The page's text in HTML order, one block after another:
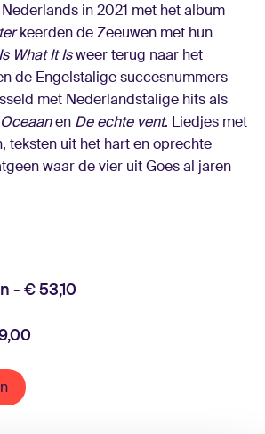
in 2021 met het album
keerden de Zeeuwen met hun
What It Isweer terug naar het
de Engelstalige succesnummers
met Nederlandstalige hits als
Oceaanen De echte vent. Liedjes met
teksten uit het hart en oprechte
waar de vier uit Goes al jaren
- € 53,10